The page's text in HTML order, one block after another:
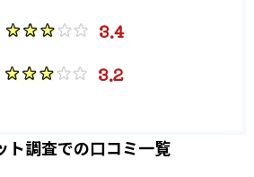
3.4
3.2
ト調査での口コミ一覧